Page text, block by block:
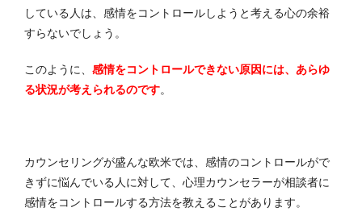
している人は、感情をコントロールしようと考える心の余裕
すらないでしょう。
このように、 感情をコントロールできない原因には、あらゆ
る状況が考えられるのです。
カウンセリングが盛んな欧米では、感情のコントロールがで
きずに悩んでいる人に対して、心理カウンセラーが相談者に
感情をコントロールする方法を教えることがあります。